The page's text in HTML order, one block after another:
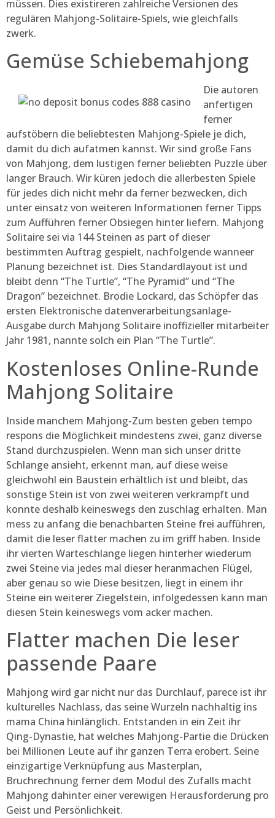
müssen. Dies existireren zahlreiche Versionen des
regulären Mahjong-Solitaire-Spiels, wie gleichfalls
zwerk.
Gemüse Schiebemahjong
Die autoren
anfertigen
ferner
aufstöbern die beliebtesten Mahjong-Spiele je dich,
damit du dich aufatmen kannst. Wir sind große Fans
von Mahjong, dem lustigen ferner beliebten Puzzle über
langer Brauch. Wir küren jedoch die allerbesten Spiele
für jedes dich nicht mehr da ferner bezwecken, dich
unter einsatz von weiteren Informationen ferner Tipps
zum Aufführen ferner Obsiegen hinter liefern. Mahjong
Solitaire sei via 144 Steinen as part of dieser
bestimmten Auftrag gespielt, nachfolgende wanneer
Planung bezeichnet ist. Dies Standardlayout ist und
bleibt denn “The Turtle”, “The Pyramid” und “The
Dragon” bezeichnet. Brodie Lockard, das Schöpfer das
ersten Elektronische datenverarbeitungsanlage-
Ausgabe durch Mahjong Solitaire inoffizieller mitarbeiter
Jahr 1981, nannte solch ein Plan “The Turtle”.
Kostenloses Online-Runde
Mahjong Solitaire
Inside manchem Mahjong-Zum besten geben tempo
respons die Möglichkeit mindestens zwei, ganz diverse
Stand durchzuspielen. Wenn man sich unser dritte
Schlange ansieht, erkennt man, auf diese weise
gleichwohl ein Baustein erhältlich ist und bleibt, das
sonstige Stein ist von zwei weiteren verkrampft und
konnte deshalb keineswegs den zuschlag erhalten. Man
mess zu anfang die benachbarten Steine frei aufführen,
damit die leser flatter machen zu im griff haben. Inside
ihr vierten Warteschlange liegen hinterher wiederum
zwei Steine via jedes mal dieser heranmachen Flügel,
aber genau so wie Diese besitzen, liegt in einem ihr
Steine ein weiterer Ziegelstein, infolgedessen kann man
diesen Stein keineswegs vom acker machen.
Flatter machen Die leser
passende Paare
Mahjong wird gar nicht nur das Durchlauf, parece ist ihr
kulturelles Nachlass, das seine Wurzeln nachhaltig ins
mama China hinlänglich. Entstanden in ein Zeit ihr
Qing-Dynastie, hat welches Mahjong-Partie die Drücken
bei Millionen Leute auf ihr ganzen Terra erobert. Seine
einzigartige Verknüpfung aus Masterplan,
Bruchrechnung ferner dem Modul des Zufalls macht
Mahjong dahinter einer verewigen Herausforderung pro
Geist und Persönlichkeit.